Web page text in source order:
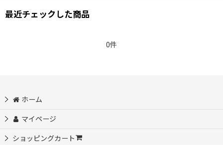
最近チェックした商品
0件
ホーム
マイページ
ショッピングカート